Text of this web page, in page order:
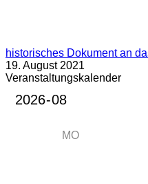
historisches Dokument an
19. August 2021
Veranstaltungskalender
MO